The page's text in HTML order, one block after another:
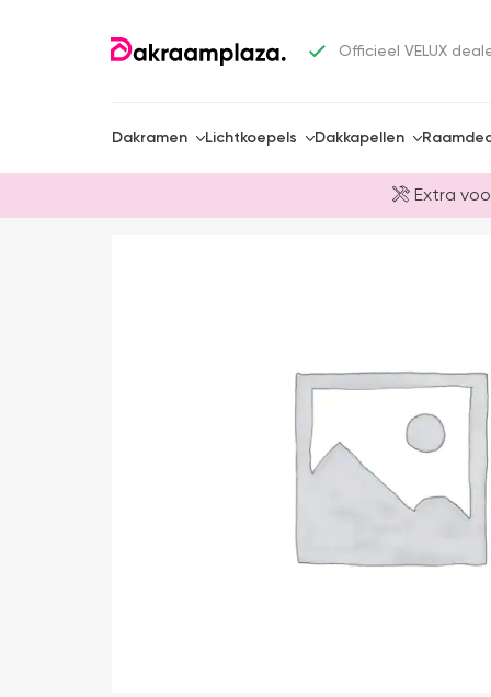
Officieel VELUX
Dakramen Lichtkoepels Dakkapellen
Extra